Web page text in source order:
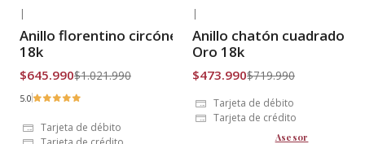
Envío Gratis
|
Anillo florentino circónes Oro
18k
$645.990$1.021.990
5.0
Tarjeta de débito
Envío Gratis
|
Anillo chatón cuadrado
Oro 18k
$473.990$719.990
Tarjeta de débito
Tarjeta de crédito
Asesor